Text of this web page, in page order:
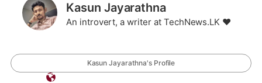
Kasun Jayarathna
An introvert, a writer at TechNews.LK ❤️
Kasun Jayarathna's Profile